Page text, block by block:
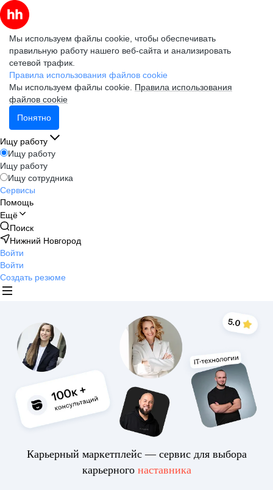
Мы используем файлы cookie, чтобы обеспечивать
правильную работу нашего веб-сайта и анализировать
сетевой трафик.
Правила использования файлов cookie
Мы используем файлы cookie. Правила использования
файлов cookie
Понятно
Ищу работу
Ищу работу
Ищу работу
Ищу сотрудника
Сервисы
Помощь
Ещё
Поиск
Нижний Новгород
Войти
Войти
Создать резюме
Карьерный маркетплейс — сервис для выбора
карьерного наставника